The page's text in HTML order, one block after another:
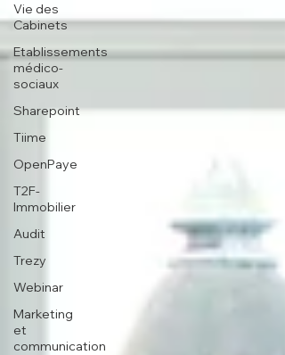
Vie des
Cabinets
Etablissements
médico-
sociaux
Sharepoint
Tiime
OpenPaye
T2F-
Immobilier
Audit
Trezy
Webinar
Marketing
et
communication